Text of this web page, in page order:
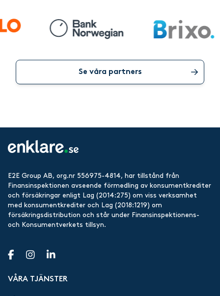
Se våra partners
E2E Group AB, org.nr 556975-4814, har tillstånd från
Finansinspektionen avseende förmedling av konsumentkrediter
och försäkringar enligt Lag (2014:275) om viss verksamhet
med konsumentkrediter och Lag (2018:1219) om
försäkringsdistribution och står under Finansinspektionens-
och Konsumentverkets tillsyn.
VÅRA TJÄNSTER